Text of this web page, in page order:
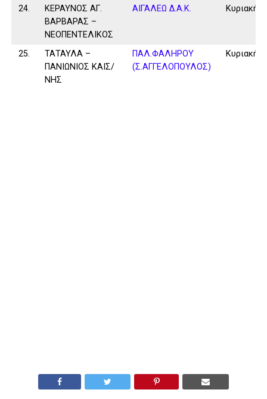
24.
ΚΕΡΑΥΝΟΣ ΑΓ.
ΒΑΡΒΑΡΑΣ –
ΝΕΟΠΕΝΤΕΛΙΚΟΣ
ΑΙΓΑΛΕΩ Δ.Α.Κ. Κυριακή
25.
ΤΑΤΑΥΛΑ –
ΠΑΝΙΩΝΙΟΣ ΚΑΙΣ/
ΝΗΣ
ΠΑΛ.ΦΑΛΗΡΟΥ
(Σ.ΑΓΓΕΛΟΠΟΥΛΟΣ)
Κυριακή